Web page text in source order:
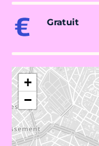
Gratuit
+
−